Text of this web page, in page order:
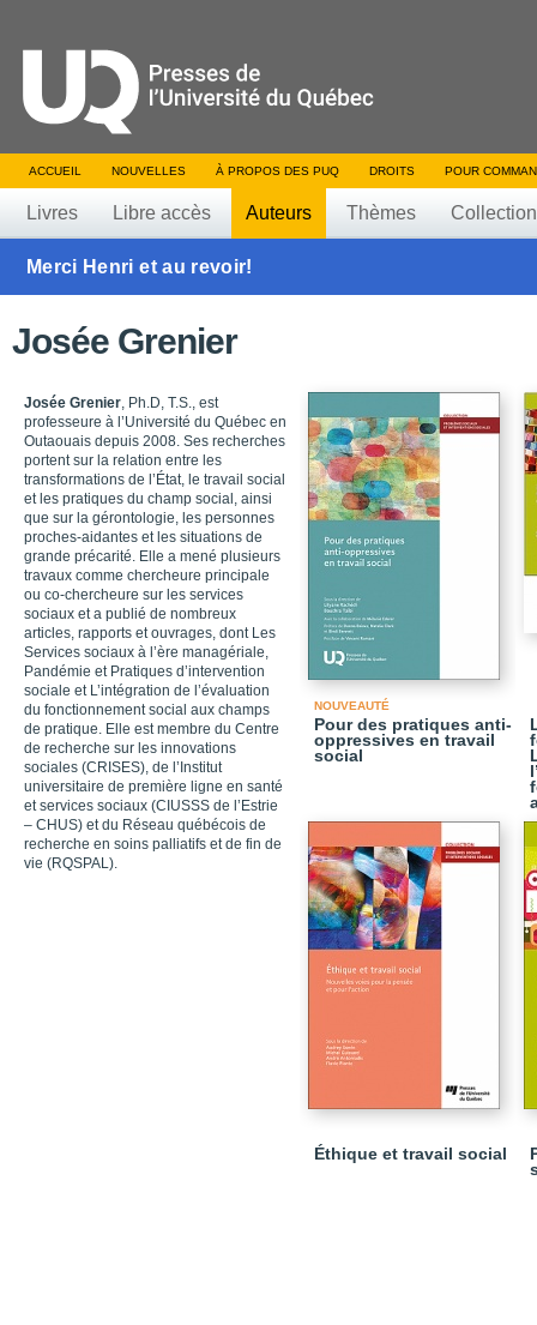
ACCUEIL NOUVELLES À PROPOS DES PUQ DROITS POUR
Livres Libre accès Auteurs Thèmes
Merci Henri et au revoir!
Josée Grenier
Josée Grenier, Ph.D, T.S., est
professeure à l’Université du Québec en
Outaouais depuis 2008. Ses recherches
portent sur la relation entre les
transformations de l’État, le travail social
et les pratiques du champ social, ainsi
que sur la gérontologie, les personnes
proches-aidantes et les situations de
grande précarité. Elle a mené plusieurs
travaux comme chercheure principale
ou co-chercheure sur les services
sociaux et a publié de nombreux
articles, rapports et ouvrages, dont Les
Services sociaux à l’ère managériale,
Pandémie et Pratiques d’intervention
sociale et L’intégration de l’évaluation
du fonctionnement social aux champs
de pratique. Elle est membre du Centre
de recherche sur les innovations
sociales (CRISES), de l’Institut
universitaire de première ligne en santé
et services sociaux (CIUSSS de l’Estrie
– CHUS) et du Réseau québécois de
recherche en soins palliatifs et de fin de
vie (RQSPAL).
NOUVEAUTÉ
Pour des pratiques anti-
oppressives en travail
social
Éthique et travail social